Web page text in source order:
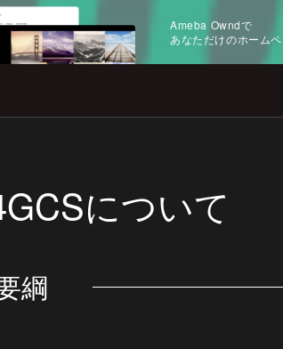
Ameba Owndで
あなただけのホーム
について
綱